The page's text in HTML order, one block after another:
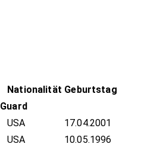
Nationalität Geburtstag
Guard
USA
17.04.2001
USA
10.05.1996